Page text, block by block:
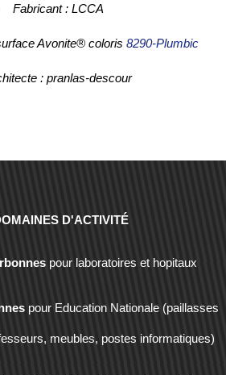
Fabricant : LCCA
Avonite® coloris 8290-Plumbic
: pranlas-descour
D'ACTIVITÉ
pour laboratoires et hopitaux
pour Education Nationale (paillasses
meubles, postes informatiques)